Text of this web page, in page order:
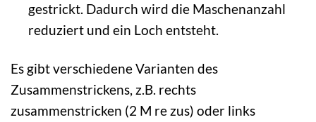
gestrickt. Dadurch wird die Maschenanzahl
reduziert und ein Loch entsteht.
Es gibt verschiedene Varianten des
Zusammenstrickens, z.B. rechts
zusammenstricken (2 M re zus) oder links